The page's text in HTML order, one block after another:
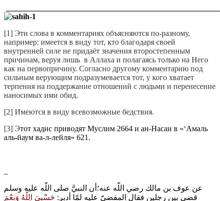
[1] Эти слова в комментариях объясняются по-разному,
например: имеется в виду тот, кто благодаря своей
внутренней силе не придаёт значения второстепенным
причинам, веруя лишь в Аллаха и полагаясь только на Него
как на первопричину. Согласно другому комментарию под
сильным верующим подразумевается тот, у кого хватает
терпения на поддержание отношений с людьми и перенесение
наносимых ими обид.
[2] Имеются в виду всевозможные бедствия.
[3] Этот хадис приводят Муслим 2664 и ан-Насаи в «‘Амаль
аль-йаум ва-л-лейля» 621.
عن عوف بن مالك رضي اللّه عنه؛أن النبيَّ صلى اللّه عليه وسلم
قضى بين رجلين فقال المقضيّ عليه لمّا أدبر‏:‏ حَسْبِيَ اللَّهُ وَنِعْمَ